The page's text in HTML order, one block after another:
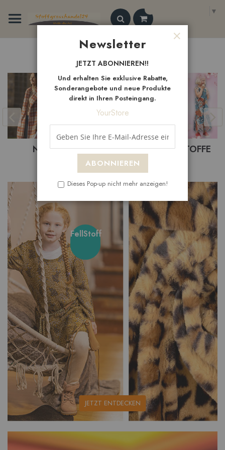
Inhalt
springen
▼
Search
NeueArtikel
NEUHEITEN BEKLEIDUNGSTOFFE
unsere
FellStoff
JETZT ENTDECKEN
Newsletter
JETZT ABONNIEREN!!
Und erhalten Sie exklusive Rabatte,
Sonderangebote und neue Produkte
direkt in Ihren Posteingang.
YourStore
ABONNIEREN
Dieses Pop-up nicht mehr anzeigen!